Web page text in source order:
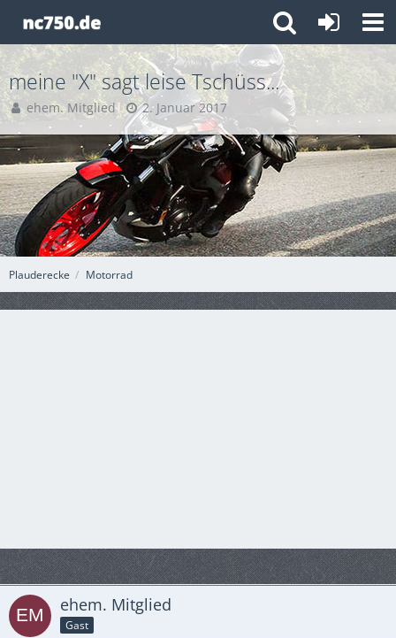
Plauderecke Motorrad
meine "X" sagt leise Tschüss...
ehem. Mitglied 2. Januar 2017
ehem. Mitglied
Gast